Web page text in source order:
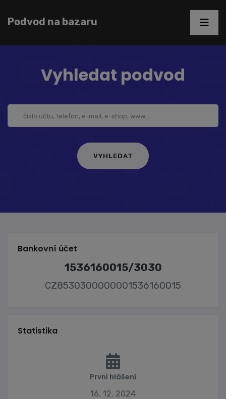
Podvod na bazaru
Vyhledat podvod
Bankovní účet
1536160015/3030
CZ8530300000001536160015
Statistika
První hlášení
16. 12. 2024